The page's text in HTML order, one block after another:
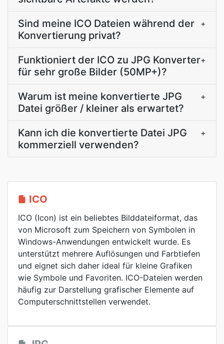
Sind meine ICO Dateien während der
Konvertierung privat?
+
Funktioniert der ICO zu JPG Konverter
für sehr große Bilder (50MP+)?
+
Warum ist meine konvertierte JPG
Datei größer / kleiner als erwartet?
+
Kann ich die konvertierte Datei JPG
kommerziell verwenden?
+
ICO
ICO (Icon) ist ein beliebtes Bilddateiformat, das
von Microsoft zum Speichern von Symbolen in
Windows-Anwendungen entwickelt wurde. Es
unterstützt mehrere Auflösungen und Farbtiefen
und eignet sich daher ideal für kleine Grafiken
wie Symbole und Favoriten. ICO-Dateien werden
häufig zur Darstellung grafischer Elemente auf
Computerschnittstellen verwendet.